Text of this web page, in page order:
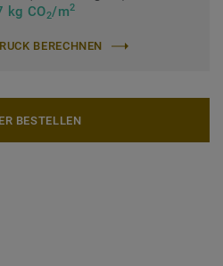
kg CO2/m2
BERECHNEN
BESTELLEN